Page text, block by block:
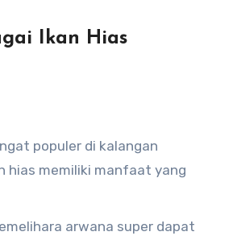
Ikan Hias
populer di kalangan
hias memiliki manfaat yang
arwana super dapat